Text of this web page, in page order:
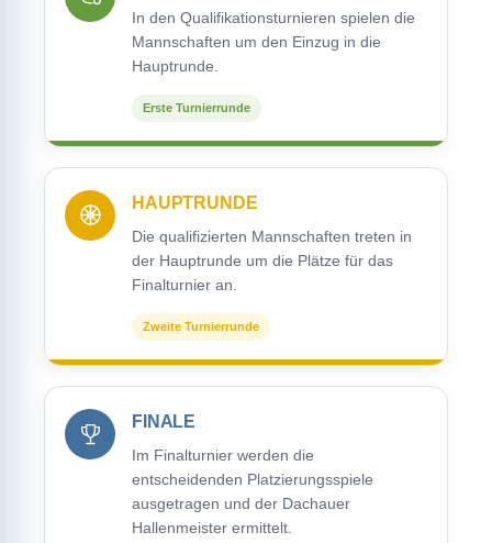
In den Qualifikationsturnieren spielen die
Mannschaften um den Einzug in die
Hauptrunde.
Erste Turnierrunde
HAUPTRUNDE
Die qualifizierten Mannschaften treten in
der Hauptrunde um die Plätze für das
Finalturnier an.
Zweite Turnierrunde
FINALE
Im Finalturnier werden die
entscheidenden Platzierungsspiele
ausgetragen und der Dachauer
Hallenmeister ermittelt.